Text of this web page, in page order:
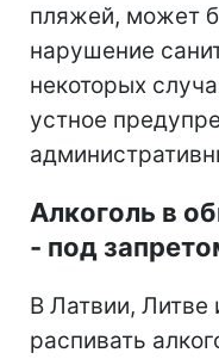
пляжей, может
нарушение
некоторых
устное
Алкоголь в
- под
В Латвии, Литве
распивать